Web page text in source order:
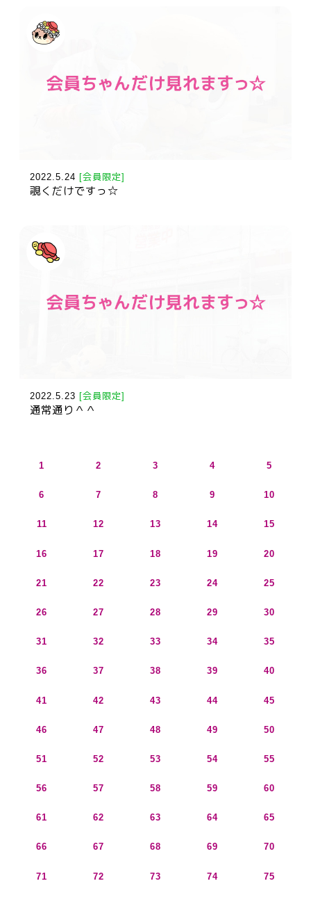
2022.5.24 [会員限定]
覗くだけですっ☆
2022.5.23 [会員限定]
通常通り＾＾
1 2 3 4 5
6 7 8 9 10
11 12 13 14 15
16 17 18 19 20
21 22 23 24 25
26 27 28 29 30
31 32 33 34 35
36 37 38 39 40
41 42 43 44 45
46 47 48 49 50
51 52 53 54 55
56 57 58 59 60
61 62 63 64 65
66 67 68 69 70
71 72 73 74 75